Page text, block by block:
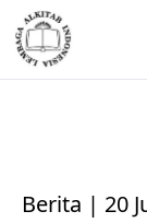
Berita | 20